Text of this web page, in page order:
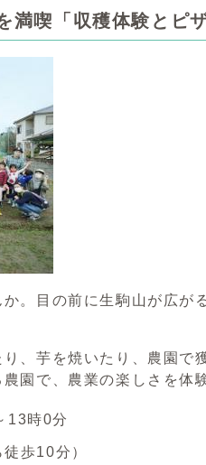
喫「収穫体験とピザ
。目の前に生駒山が広
、芋を焼いたり、農園で
園で、農業の楽しさを体
13時0分
徒歩10分）